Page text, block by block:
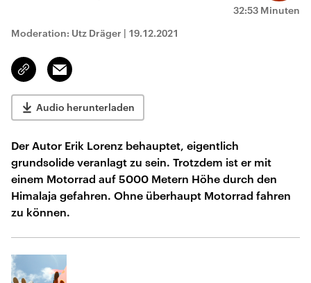
32:53 Minuten
Moderation: Utz Dräger | 19.12.2021
Link
kopieren/teilen
Email
Audio herunterladen
Der Autor Erik Lorenz behauptet, eigentlich
grundsolide veranlagt zu sein. Trotzdem ist er mit
einem Motorrad auf 5000 Metern Höhe durch den
Himalaja gefahren. Ohne überhaupt Motorrad fahren
zu können.